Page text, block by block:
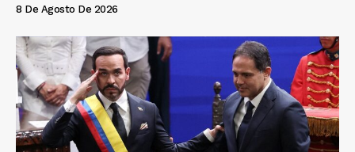
8 De Agosto De 2026